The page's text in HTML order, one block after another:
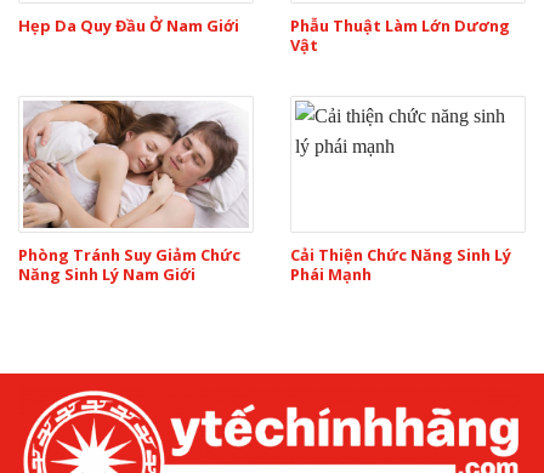
Hẹp Da Quy Đầu Ở Nam Giới
Phẫu Thuật Làm Lớn Dương
Vật
Phòng Tránh Suy Giảm Chức
Năng Sinh Lý Nam Giới
Cải Thiện Chức Năng Sinh Lý
Phái Mạnh